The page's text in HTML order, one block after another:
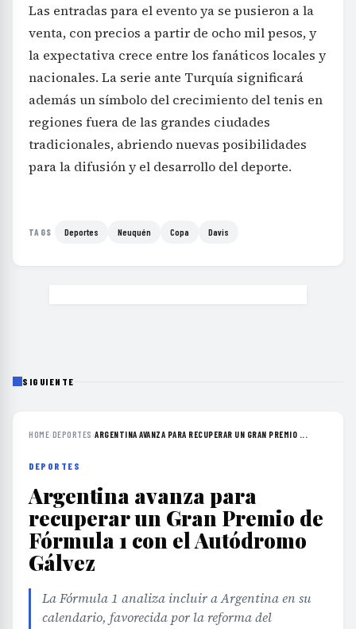
Las entradas para el evento ya se pusieron a la
venta, con precios a partir de ocho mil pesos, y
la expectativa crece entre los fanáticos locales y
nacionales. La serie ante Turquía significará
además un símbolo del crecimiento del tenis en
regiones fuera de las grandes ciudades
tradicionales, abriendo nuevas posibilidades
para la difusión y el desarrollo del deporte.
TAGS Deportes Neuquén Copa Davis
SIGUIENTE
HOME›DEPORTES ›ARGENTINA AVANZA PARA RECUPERAR UN GRAN PREMIO ...
DEPORTES
Argentina avanza para
recuperar un Gran Premio de
Fórmula 1 con el Autódromo
Gálvez
La Fórmula 1 analiza incluir a Argentina en su
calendario, favorecida por la reforma del